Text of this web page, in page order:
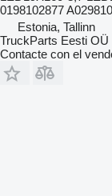
0198102877
Estonia, Tallinn
TruckParts Eesti OÜ
Contacte con el